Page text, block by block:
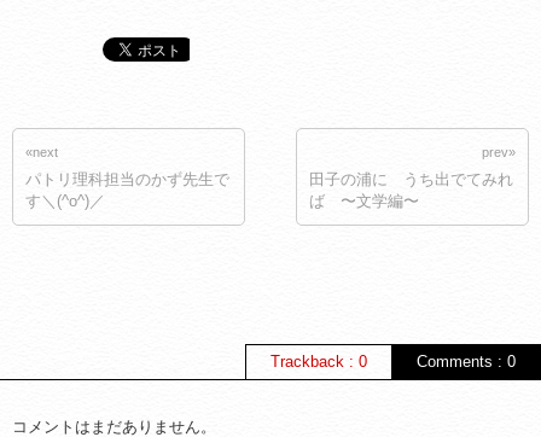
«next
パトリ理科担当のかず先生で
す＼(^o^)／
prev»
田子の浦に うち出でてみれ
ば 〜文学編〜
Comments : 0
Trackback : 0
コメントはまだありません。